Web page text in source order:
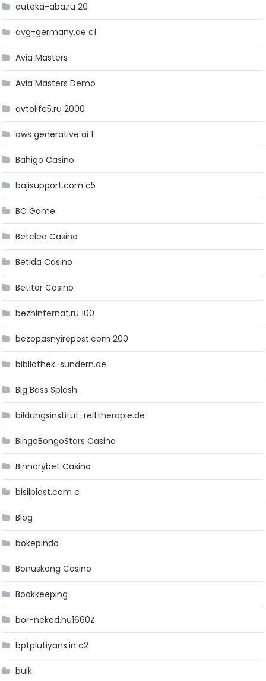
auteka-aba.ru 20
avg-germany.de c1
Avia Masters
Avia Masters Demo
avtolife5.ru 2000
aws generative ai 1
Bahigo Casino
bajisupport.com c5
BC Game
Betcleo Casino
Betida Casino
Betitor Casino
bezhinternat.ru 100
bezopasnyirepost.com 200
bibliothek-sundern.de
Big Bass Splash
bildungsinstitut-reittherapie.de
BingoBongoStars Casino
Binnarybet Casino
bisilplast.com c
Blog
bokepindo
Bonuskong Casino
Bookkeeping
bor-neked.hu1660Z
bptplutiyans.in c2
bulk